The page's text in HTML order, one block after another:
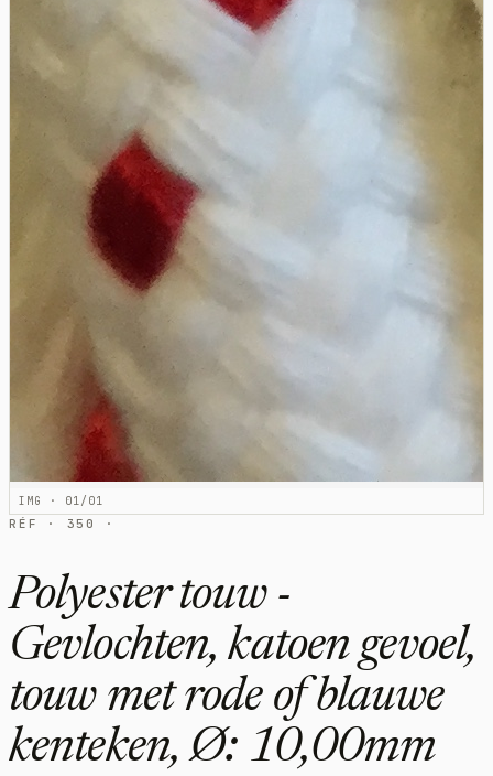
IMG · 01/01
RÉF · 350 ·
Polyester touw -
Gevlochten, katoen gevoel,
touw met rode of blauwe
kenteken, Ø: 10,00mm